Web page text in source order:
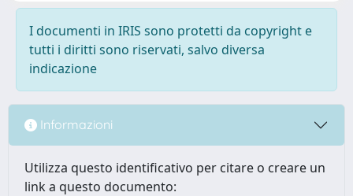
I documenti in IRIS sono protetti da copyright e
tutti i diritti sono riservati, salvo diversa
indicazione
Informazioni
Utilizza questo identificativo per citare o creare un
link a questo documento: